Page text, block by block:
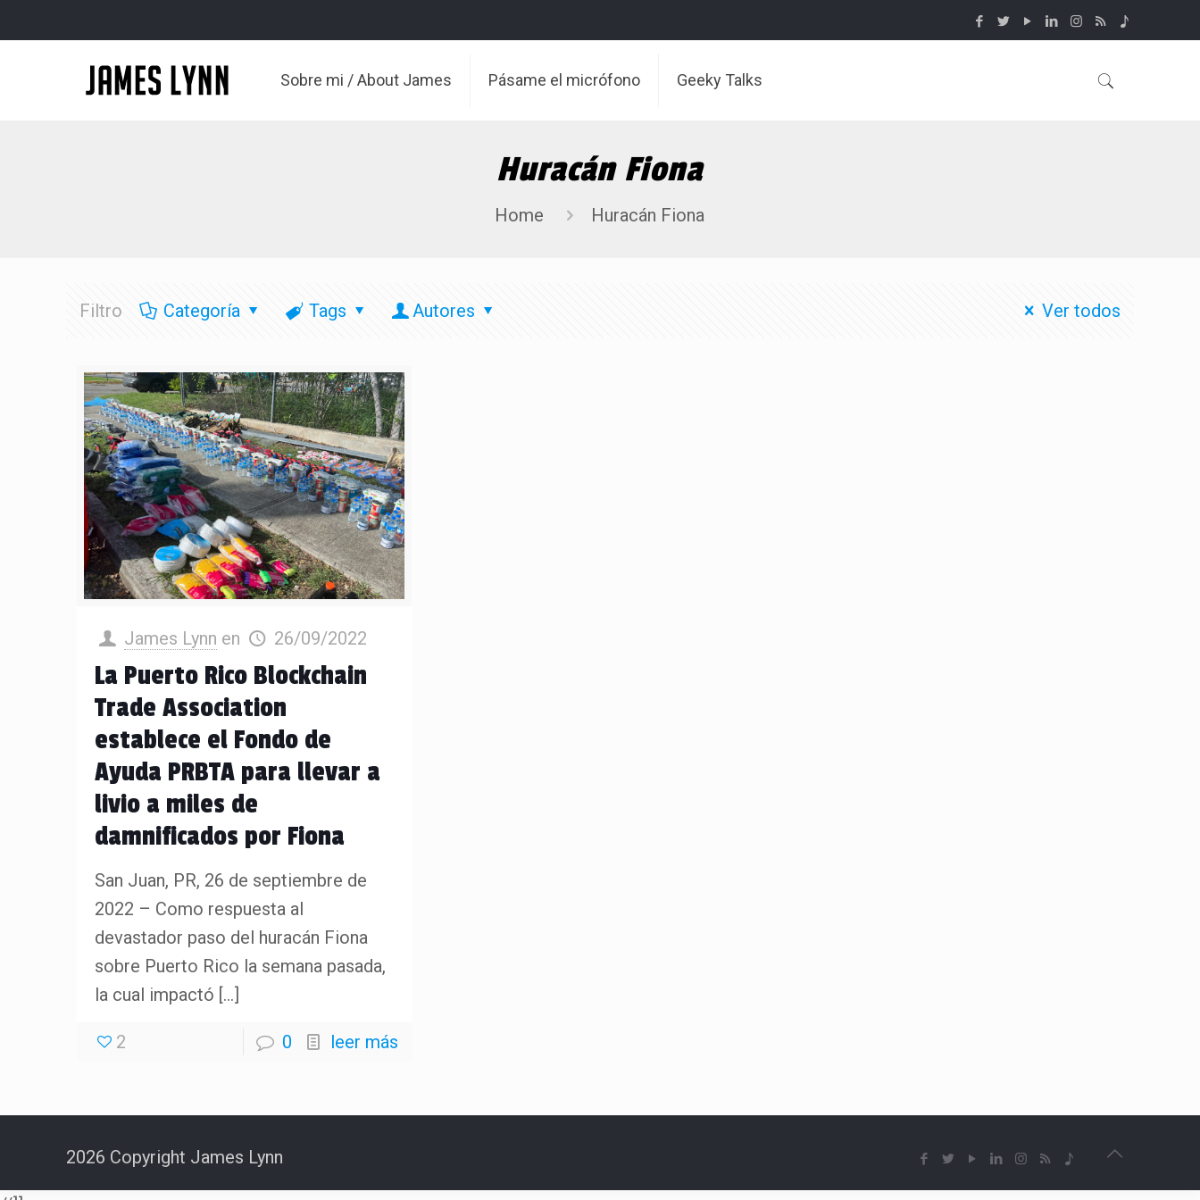
Sobre mi / About James Pásame el micrófono Geeky Talks
Huracán Fiona
Home Huracán Fiona
Filtro Categoría Tags Autores Ver todos
James Lynn en 26/09/2022
La Puerto Rico Blockchain
Trade Association
establece el Fondo de
Ayuda PRBTA para llevar a
livio a miles de
damnificados por Fiona
San Juan, PR, 26 de septiembre de
2022 – Como respuesta al
devastador paso del huracán Fiona
sobre Puerto Rico la semana pasada,
la cual impactó […]
2 0 leer más
2026 Copyright James Lynn